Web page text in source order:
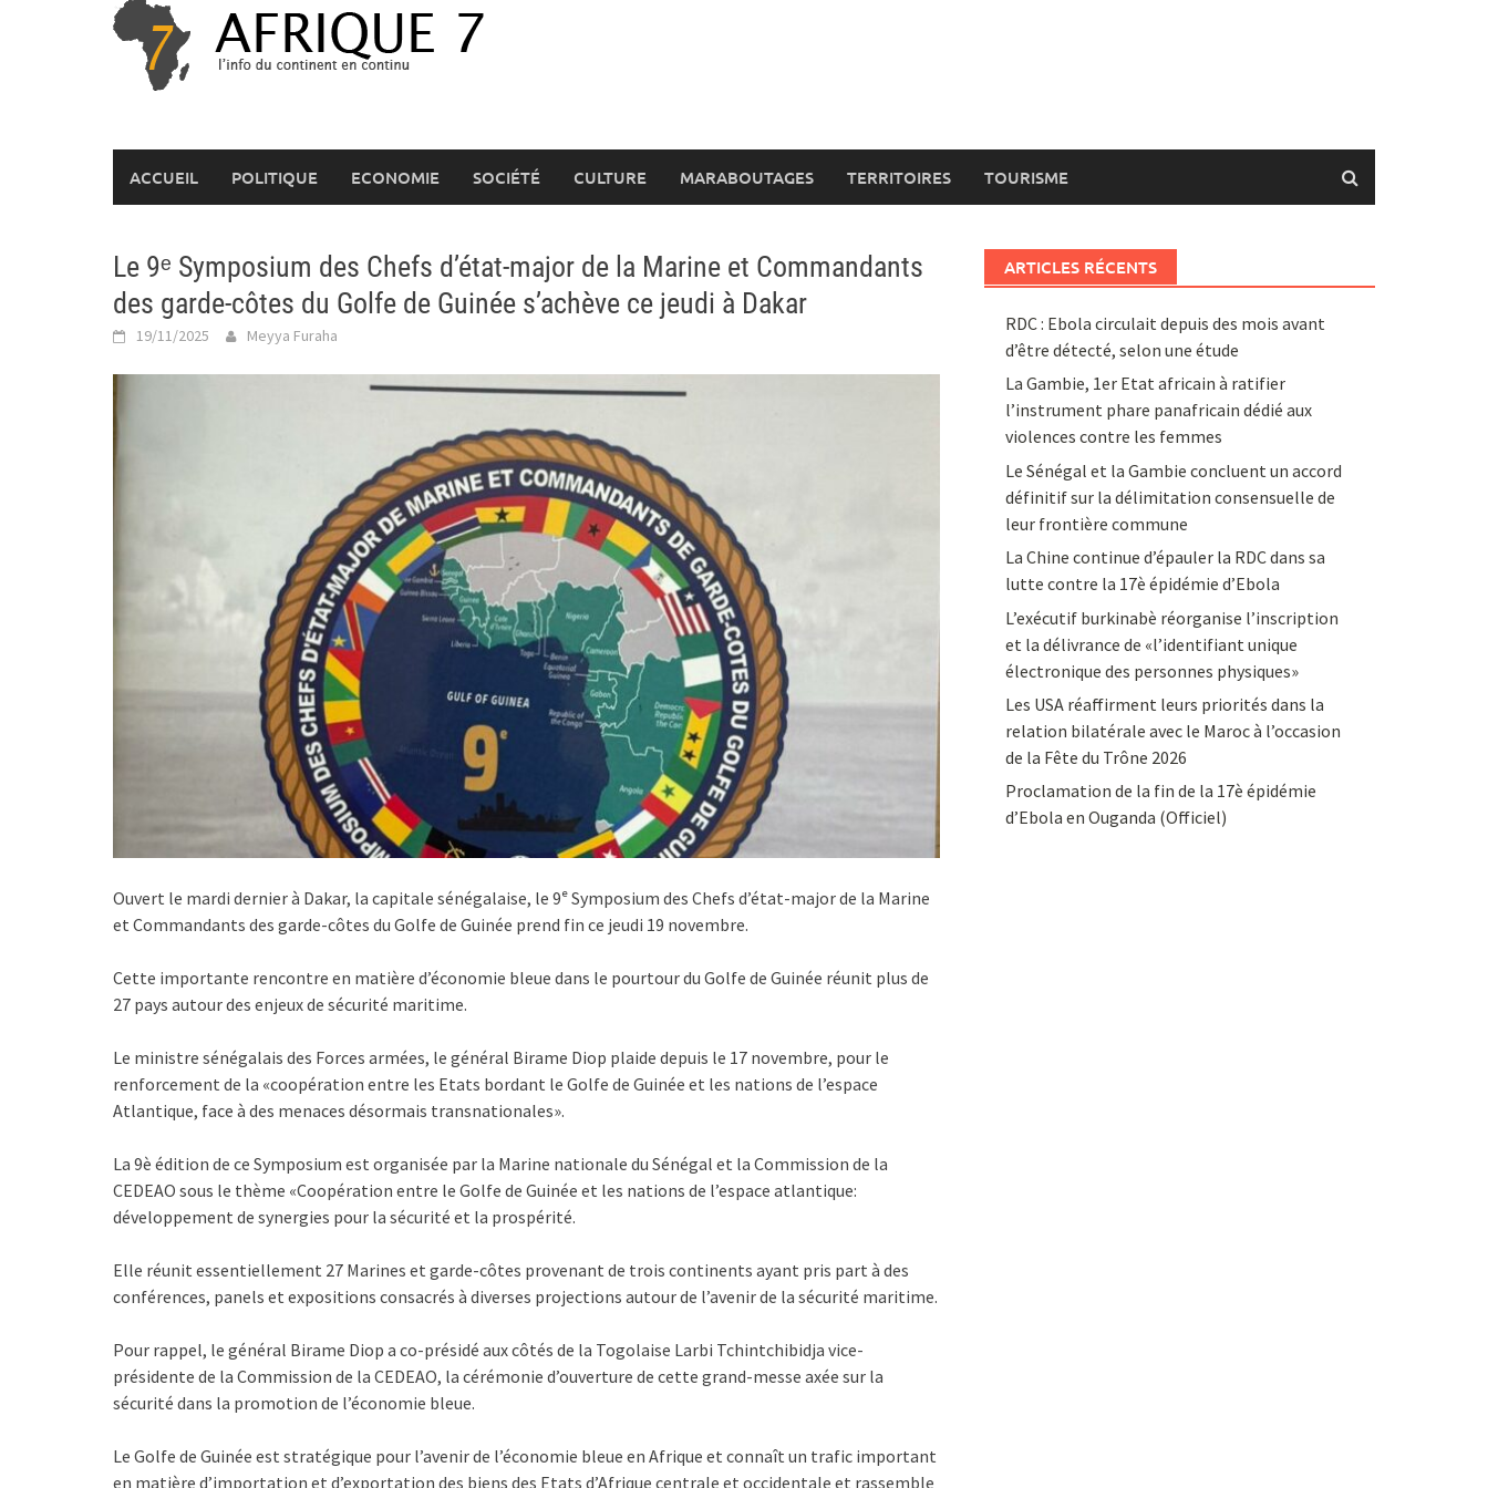
ACCUEIL POLITIQUE ECONOMIE SOCIÉTÉ CULTURE MARABOUTAGES TERRITOIRES TOURISME
Le 9ᵉ Symposium des Chefs d’état-major de la Marine et Commandants
des garde-côtes du Golfe de Guinée s’achève ce jeudi à Dakar
19/11/2025 Meyya Furaha
Ouvert le mardi dernier à Dakar, la capitale sénégalaise, le 9ᵉ Symposium des Chefs d’état-major de la Marine
et Commandants des garde-côtes du Golfe de Guinée prend fin ce jeudi 19 novembre.
Cette importante rencontre en matière d’économie bleue dans le pourtour du Golfe de Guinée réunit plus de
27 pays autour des enjeux de sécurité maritime.
Le ministre sénégalais des Forces armées, le général Birame Diop plaide depuis le 17 novembre, pour le
renforcement de la «coopération entre les Etats bordant le Golfe de Guinée et les nations de l’espace
Atlantique, face à des menaces désormais transnationales».
La 9è édition de ce Symposium est organisée par la Marine nationale du Sénégal et la Commission de la
CEDEAO sous le thème «Coopération entre le Golfe de Guinée et les nations de l’espace atlantique:
développement de synergies pour la sécurité et la prospérité.
Elle réunit essentiellement 27 Marines et garde-côtes provenant de trois continents ayant pris part à des
conférences, panels et expositions consacrés à diverses projections autour de l’avenir de la sécurité maritime.
Pour rappel, le général Birame Diop a co-présidé aux côtés de la Togolaise Larbi Tchintchibidja vice-
présidente de la Commission de la CEDEAO, la cérémonie d’ouverture de cette grand-messe axée sur la
sécurité dans la promotion de l’économie bleue.
Le Golfe de Guinée est stratégique pour l’avenir de l’économie bleue en Afrique et connaît un trafic important
en matière d’importation et d’exportation des biens des Etats d’Afrique centrale et occidentale et rassemble
ARTICLES RÉCENTS
RDC : Ebola circulait depuis des mois avant
d’être détecté, selon une étude
La Gambie, 1er Etat africain à ratifier
l’instrument phare panafricain dédié aux
violences contre les femmes
Le Sénégal et la Gambie concluent un accord
définitif sur la délimitation consensuelle de
leur frontière commune
La Chine continue d’épauler la RDC dans sa
lutte contre la 17è épidémie d’Ebola
L’exécutif burkinabè réorganise l’inscription
et la délivrance de «l’identifiant unique
électronique des personnes physiques»
Les USA réaffirment leurs priorités dans la
relation bilatérale avec le Maroc à l’occasion
de la Fête du Trône 2026
Proclamation de la fin de la 17è épidémie
d’Ebola en Ouganda (Officiel)